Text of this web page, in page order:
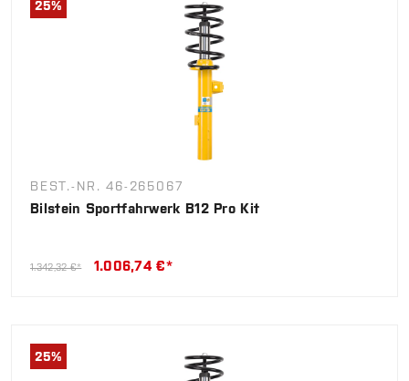
25%
BEST.-NR. 46-265067
Bilstein Sportfahrwerk B12 Pro Kit
1.342,32 €* 1.006,74 €*
25%